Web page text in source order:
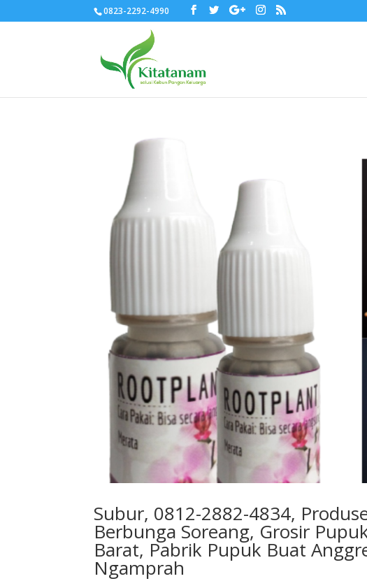
0823-2292-4990
Subur, 0812-2882-4834,
Berbunga Soreang, Grosir
Barat, Pabrik Pupuk Buat
Ngamprah